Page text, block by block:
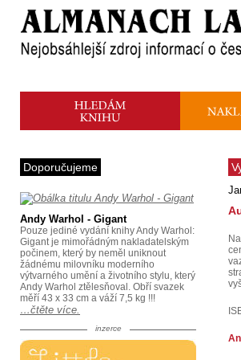
Doporučujeme
Andy Warhol - Gigant
Pouze jediné vydání knihy Andy Warhol:
Gigant je mimořádným nakladatelským
počinem, který by neměl uniknout
žádnému milovníku moderního
výtvarného umění a životního stylu, který
Andy Warhol ztělesňoval. Obří svazek
měří 43 x 33 cm a váží 7,5 kg !!!
…čtěte více.
inzerce